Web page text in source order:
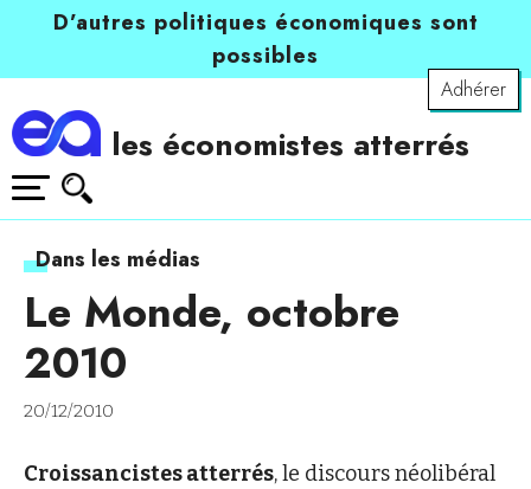
D’autres politiques économiques sont
possibles
Adhérer
les économistes atterrés
Dans les médias
Le Monde, octobre
2010
20/12/2010
Croissancistes atterrés, le discours néolibéral